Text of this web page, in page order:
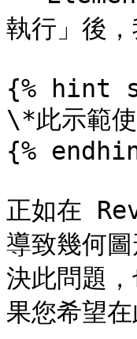
執行」後
{% hint
\*此示範使
{%
正如在
導致幾何
決此問題
果您希望